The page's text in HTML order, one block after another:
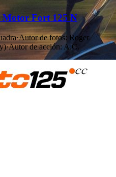
Motor Fort 125 N
·Autor de fotos: Roger
·Autor de acción:A.C.